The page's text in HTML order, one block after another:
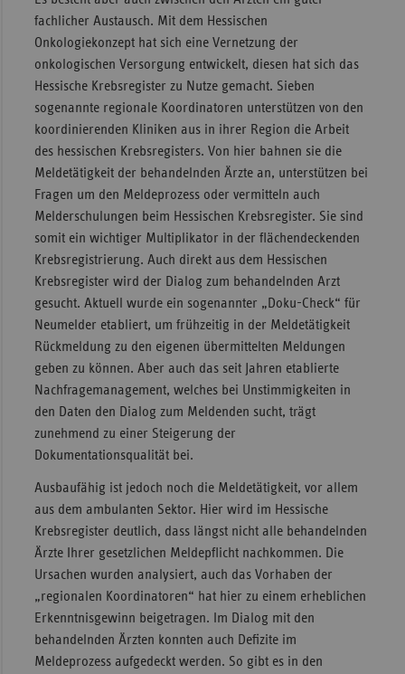
fachlicher Austausch. Mit dem Hessischen
Onkologiekonzept hat sich eine Vernetzung der
onkologischen Versorgung entwickelt, diesen hat sich das
Hessische Krebsregister zu Nutze gemacht. Sieben
sogenannte regionale Koordinatoren unterstützen von den
koordinierenden Kliniken aus in ihrer Region die Arbeit
des hessischen Krebsregisters. Von hier bahnen sie die
Meldetätigkeit der behandelnden Ärzte an, unterstützen bei
Fragen um den Meldeprozess oder vermitteln auch
Melderschulungen beim Hessischen Krebsregister. Sie sind
somit ein wichtiger Multiplikator in der flächendeckenden
Krebsregistrierung. Auch direkt aus dem Hessischen
Krebsregister wird der Dialog zum behandelnden Arzt
gesucht. Aktuell wurde ein sogenannter „Doku-Check“ für
Neumelder etabliert, um frühzeitig in der Meldetätigkeit
Rückmeldung zu den eigenen übermittelten Meldungen
geben zu können. Aber auch das seit Jahren etablierte
Nachfragemanagement, welches bei Unstimmigkeiten in
den Daten den Dialog zum Meldenden sucht, trägt
zunehmend zu einer Steigerung der
Dokumentationsqualität bei.
Ausbaufähig ist jedoch noch die Meldetätigkeit, vor allem
aus dem ambulanten Sektor. Hier wird im Hessische
Krebsregister deutlich, dass längst nicht alle behandelnden
Ärzte Ihrer gesetzlichen Meldepflicht nachkommen. Die
Ursachen wurden analysiert, auch das Vorhaben der
„regionalen Koordinatoren“ hat hier zu einem erheblichen
Erkenntnisgewinn beigetragen. Im Dialog mit den
behandelnden Ärzten konnten auch Defizite im
Meldeprozess aufgedeckt werden. So gibt es in den